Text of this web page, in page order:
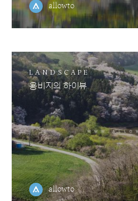
allowto
LANDSCAPE
용비지의 하이뷰
allowto